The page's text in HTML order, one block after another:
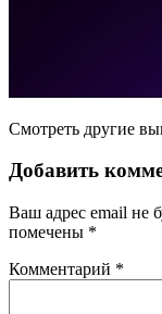
Смотреть другие
Добавить
Ваш адрес email не
помечены *
Комментарий *